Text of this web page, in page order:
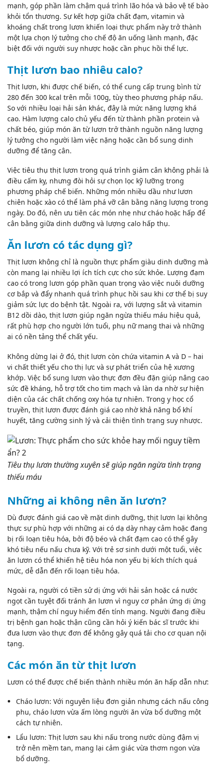
mạnh, góp phần làm chậm quá trình lão hóa và bảo vệ tế bào
khỏi tổn thương. Sự kết hợp giữa chất đạm, vitamin và
khoáng chất trong lươn khiến loại thực phẩm này trở thành
một lựa chọn lý tưởng cho chế độ ăn uống lành mạnh, đặc
biệt đối với người suy nhược hoặc cần phục hồi thể lực.
Thịt lươn bao nhiêu calo?
Thịt lươn, khi được chế biến, có thể cung cấp trung bình từ
280 đến 300 kcal trên mỗi 100g, tùy theo phương pháp nấu.
So với nhiều loại hải sản khác, đây là mức năng lượng khá
cao. Hàm lượng calo chủ yếu đến từ thành phần protein và
chất béo, giúp món ăn từ lươn trở thành nguồn năng lượng
lý tưởng cho người làm việc nặng hoặc cần bổ sung dinh
dưỡng để tăng cân.
Việc tiêu thụ thịt lươn trong quá trình giảm cân không phải là
điều cấm kỵ, nhưng đòi hỏi sự chọn lọc kỹ lưỡng trong
phương pháp chế biến. Những món nhiều dầu như lươn
chiên hoặc xào có thể làm phá vỡ cân bằng năng lượng trong
ngày. Do đó, nên ưu tiên các món nhẹ như cháo hoặc hấp để
cân bằng giữa dinh dưỡng và lượng calo hấp thụ.
Ăn lươn có tác dụng gì?
Thịt lươn không chỉ là nguồn thực phẩm giàu dinh dưỡng mà
còn mang lại nhiều lợi ích tích cực cho sức khỏe. Lượng đạm
cao có trong lươn góp phần quan trọng vào việc nuôi dưỡng
cơ bắp và đẩy nhanh quá trình phục hồi sau khi cơ thể bị suy
giảm sức lực do bệnh tật. Ngoài ra, với lượng sắt và vitamin
B12 dồi dào, thịt lươn giúp ngăn ngừa thiếu máu hiệu quả,
rất phù hợp cho người lớn tuổi, phụ nữ mang thai và những
ai có nền tảng thể chất yếu.
Không dừng lại ở đó, thịt lươn còn chứa vitamin A và D – hai
vi chất thiết yếu cho thị lực và sự phát triển của hệ xương
khớp. Việc bổ sung lươn vào thực đơn đều đặn giúp nâng cao
sức đề kháng, hỗ trợ tốt cho tim mạch và làn da nhờ sự hiện
diện của các chất chống oxy hóa tự nhiên. Trong y học cổ
truyền, thịt lươn được đánh giá cao nhờ khả năng bổ khí
huyết, tăng cường sinh lý và cải thiện tình trạng suy nhược.
Tiêu thụ lươn thường xuyên sẽ giúp ngăn ngừa tình trạng
thiếu máu
Những ai không nên ăn lươn?
Dù được đánh giá cao về mặt dinh dưỡng, thịt lươn lại không
thực sự phù hợp với những ai có dạ dày nhạy cảm hoặc đang
bị rối loạn tiêu hóa, bởi độ béo và chất đạm cao có thể gây
khó tiêu nếu nấu chưa kỹ. Với trẻ sơ sinh dưới một tuổi, việc
ăn lươn có thể khiến hệ tiêu hóa non yếu bị kích thích quá
mức, dễ dẫn đến rối loạn tiêu hóa.
Ngoài ra, người có tiền sử dị ứng với hải sản hoặc cá nước
ngọt cần tuyệt đối tránh ăn lươn vì nguy cơ phản ứng dị ứng
mạnh, thậm chí nguy hiểm đến tính mạng. Người đang điều
trị bệnh gan hoặc thận cũng cần hỏi ý kiến bác sĩ trước khi
đưa lươn vào thực đơn để không gây quá tải cho cơ quan nội
tạng.
Các món ăn từ thịt lươn
Lươn có thể được chế biến thành nhiều món ăn hấp dẫn như:
Cháo lươn: Với nguyên liệu đơn giản nhưng cách nấu công
phu, cháo lươn vừa ấm lòng người ăn vừa bổ dưỡng một
cách tự nhiên.
Lẩu lươn: Thịt lươn sau khi nấu trong nước dùng đậm vị
trở nên mềm tan, mang lại cảm giác vừa thơm ngon vừa
bổ dưỡng.